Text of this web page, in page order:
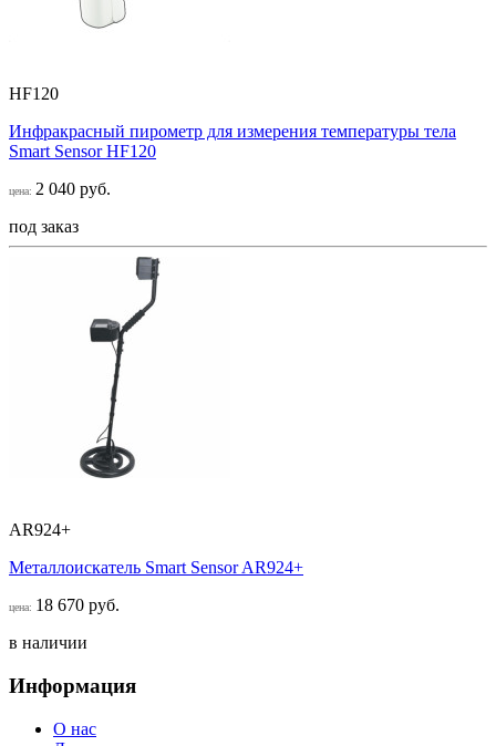
HF120
Инфракрасный пирометр для измерения температуры тела
Smart Sensor НF120
цена: 2 040 руб.
под заказ
AR924+
Металлоискатель Smart Sensor AR924+
цена: 18 670 руб.
в наличии
Информация
О нас